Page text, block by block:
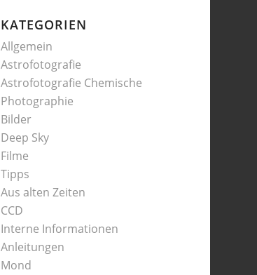
KATEGORIEN
Allgemein
Astrofotografie
Astrofotografie Chemische
Photographie
Bilder
Deep Sky
Filme
Tipps
Aus alten Zeiten
CCD
Interne Informationen
Anleitungen
Mond